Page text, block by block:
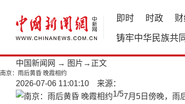
即时 时政
铸牢中华民族共
中国新闻网 → 图片 →正文
南京：雨后黄昏 晚霞相约
2026-07-06 11:01:10 来源：
1/57月5日傍晚，雨